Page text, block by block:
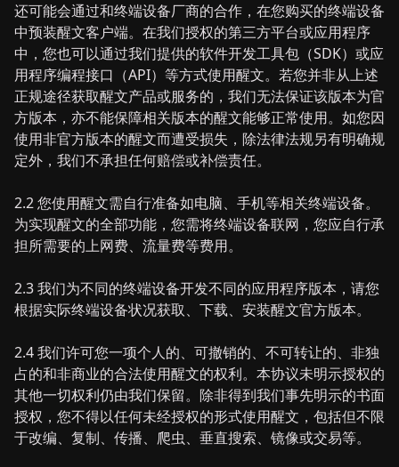
还可能会通过和终端设备厂商的合作，在您购买的终端设备
中预装醒文客户端。在我们授权的第三方平台或应用程序
中，您也可以通过我们提供的软件开发工具包（SDK）或应
用程序编程接口（API）等方式使用醒文。若您并非从上述
正规途径获取醒文产品或服务的，我们无法保证该版本为官
方版本，亦不能保障相关版本的醒文能够正常使用。如您因
使用非官方版本的醒文而遭受损失，除法律法规另有明确规
定外，我们不承担任何赔偿或补偿责任。
2.2 您使用醒文需自行准备如电脑、手机等相关终端设备。
为实现醒文的全部功能，您需将终端设备联网，您应自行承
担所需要的上网费、流量费等费用。
2.3 我们为不同的终端设备开发不同的应用程序版本，请您
根据实际终端设备状况获取、下载、安装醒文官方版本。
2.4 我们许可您一项个人的、可撤销的、不可转让的、非独
占的和非商业的合法使用醒文的权利。本协议未明示授权的
其他一切权利仍由我们保留。除非得到我们事先明示的书面
授权，您不得以任何未经授权的形式使用醒文，包括但不限
于改编、复制、传播、爬虫、垂直搜索、镜像或交易等。